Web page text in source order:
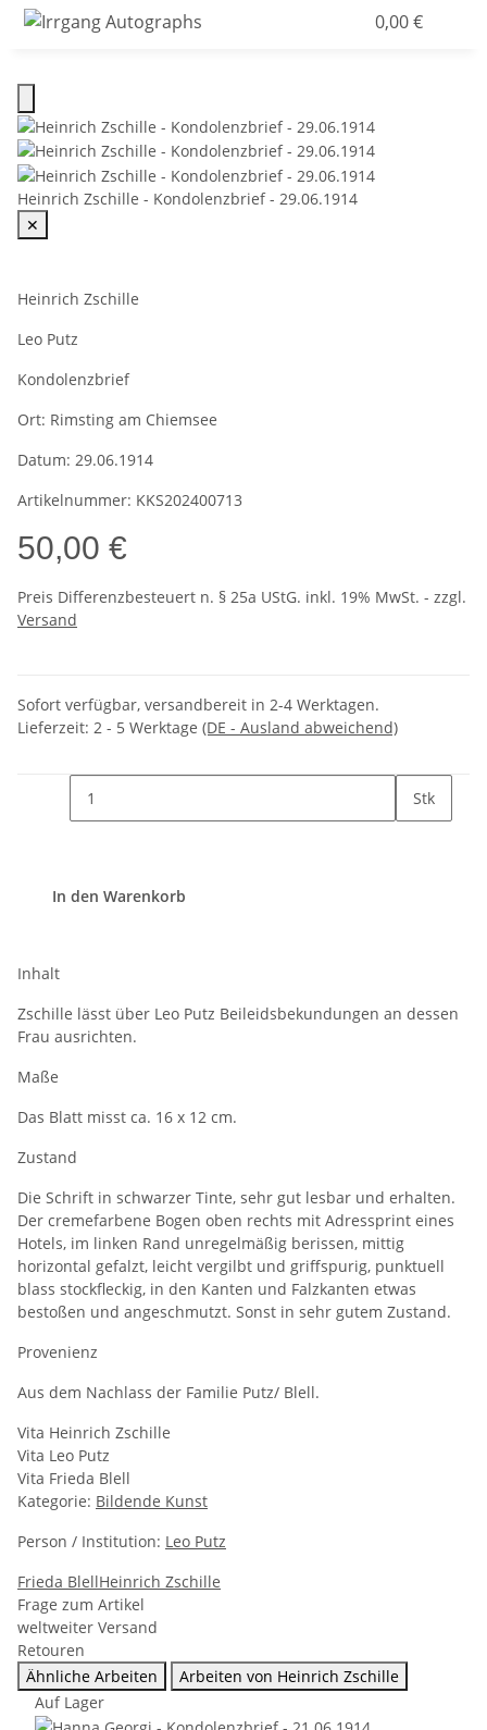
0,00 €
Heinrich Zschille - Kondolenzbrief - 29.06.1914
✕
Heinrich Zschille
Leo Putz
Kondolenzbrief
Ort: Rimsting am Chiemsee
Datum: 29.06.1914
Artikelnummer: KKS202400713
50,00 €
Preis Differenzbesteuert n. § 25a UStG. inkl. 19% MwSt. - zzgl.
Versand
Sofort verfügbar, versandbereit in 2-4 Werktagen.
Lieferzeit: 2 - 5 Werktage (DE - Ausland abweichend)
Stk
In den Warenkorb
Inhalt
Zschille lässt über Leo Putz Beileidsbekundungen an dessen
Frau ausrichten.
Maße
Das Blatt misst ca. 16 x 12 cm.
Zustand
Die Schrift in schwarzer Tinte, sehr gut lesbar und erhalten.
Der cremefarbene Bogen oben rechts mit Adressprint eines
Hotels, im linken Rand unregelmäßig berissen, mittig
horizontal gefalzt, leicht vergilbt und griffspurig, punktuell
blass stockfleckig, in den Kanten und Falzkanten etwas
bestoßen und angeschmutzt. Sonst in sehr gutem Zustand.
Provenienz
Aus dem Nachlass der Familie Putz/ Blell.
Vita Heinrich Zschille
Vita Leo Putz
Vita Frieda Blell
Kategorie: Bildende Kunst
Person / Institution: Leo Putz
Frieda BlellHeinrich Zschille
Frage zum Artikel
weltweiter Versand
Retouren
Ähnliche Arbeiten
Arbeiten von Heinrich Zschille
Auf Lager